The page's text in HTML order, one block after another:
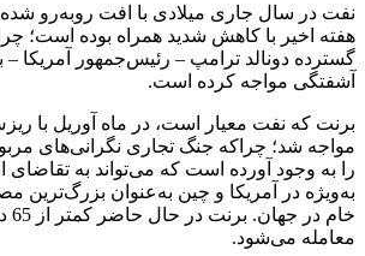
نفت در سال جاری میلادی با افت روبه‌رو
هفته اخیر با کاهش شدید همراه بوده است؛
گسترده دونالد ترامپ – رئیس‌جمهور آمریکا –
آشفتگی مواجه کرده است.
مواجه شد؛ چراکه جنگ تجاری نگرانی‌های
را به وجود آورده است که می‌تواند به تقاضای
به‌ویژه در آمریکا و چین به‌عنوان بزرگ‌ترین
معامله می‌شود.